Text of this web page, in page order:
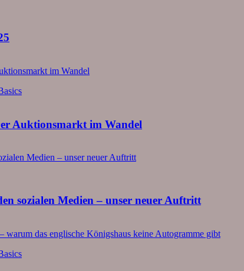
Auktionsmarkt im Wandel
sozialen Medien – unser neuer Auftritt